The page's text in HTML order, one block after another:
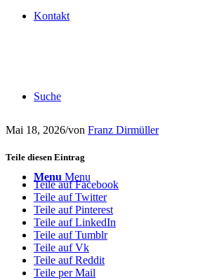
Kontakt
Suche
Menu Menu
Mai 18, 2026/von Franz Dirmüller
Teile diesen Eintrag
Teile auf Facebook
Teile auf Twitter
Teile auf Pinterest
Teile auf LinkedIn
Teile auf Tumblr
Teile auf Vk
Teile auf Reddit
Teile per Mail